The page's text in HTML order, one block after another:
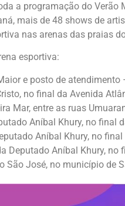
a programação do Verão
mais de 48 shows de
nas arenas das praias
esportiva:
e posto de
no final da Avenida
Mar, entre as ruas
Aníbal Khury, no final
Aníbal Khury, no
Deputado Aníbal Khury, no
São José, no município de